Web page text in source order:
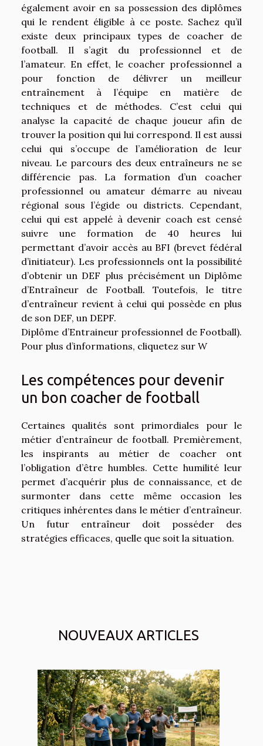
également avoir en sa possession des diplômes
qui le rendent éligible à ce poste. Sachez qu’il
existe deux principaux types de coacher de
football. Il s’agit du professionnel et de
l’amateur. En effet, le coacher professionnel a
pour fonction de délivrer un meilleur
entraînement à l’équipe en matière de
techniques et de méthodes. C’est celui qui
analyse la capacité de chaque joueur afin de
trouver la position qui lui correspond. Il est aussi
celui qui s’occupe de l’amélioration de leur
niveau. Le parcours des deux entraîneurs ne se
différencie pas. La formation d’un coacher
professionnel ou amateur démarre au niveau
régional sous l’égide ou districts. Cependant,
celui qui est appelé à devenir coach est censé
suivre une formation de 40 heures lui
permettant d’avoir accès au BFI (brevet fédéral
d’initiateur). Les professionnels ont la possibilité
d’obtenir un DEF plus précisément un Diplôme
d’Entraîneur de Football. Toutefois, le titre
d’entraîneur revient à celui qui possède en plus
de son DEF, un DEPF.
Diplôme d’Entraineur professionnel de Football).
Pour plus d’informations, cliquetez sur W
Les compétences pour devenir
un bon coacher de football
Certaines qualités sont primordiales pour le
métier d’entraîneur de football. Premièrement,
les inspirants au métier de coacher ont
l’obligation d’être humbles. Cette humilité leur
permet d’acquérir plus de connaissance, et de
surmonter dans cette même occasion les
critiques inhérentes dans le métier d’entraîneur.
Un futur entraîneur doit posséder des
stratégies efficaces, quelle que soit la situation.
NOUVEAUX ARTICLES